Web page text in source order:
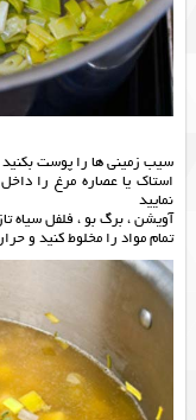
سیب زمینی ها را پوست
استاک یا عصاره مرغ را
نمایید
آویشن ، برگ بو ، فلفل سیاه
تمام مواد را مخلوط کنید و